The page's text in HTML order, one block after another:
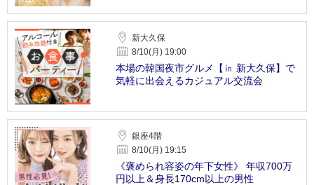
新大久保
8/10(月) 19:00
本場の韓国夜市グルメ【㏌ 新大久保】で
気軽に出会えるカジュアル交流会
銀座4階
8/10(月) 19:15
《褒められ容姿の年下女性》 年収700万
円以上＆身長170cm以上の男性